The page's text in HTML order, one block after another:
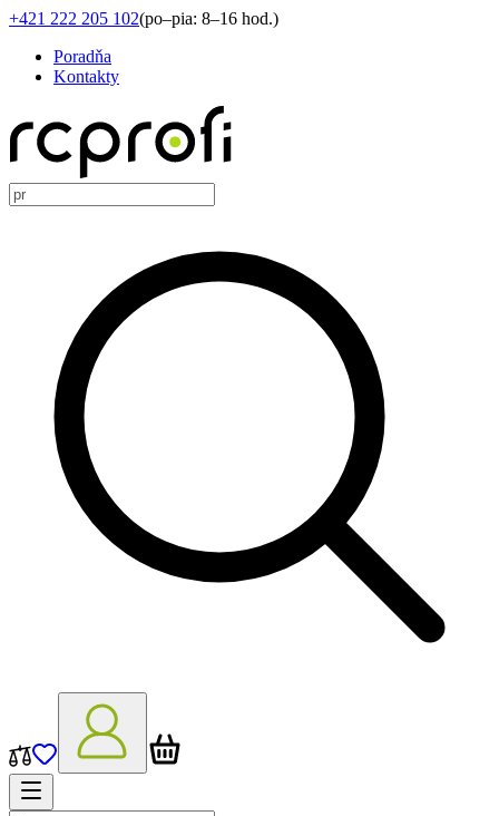
+421 222 205 102(po–pia: 8–16 hod.)
Poradňa
Kontakty